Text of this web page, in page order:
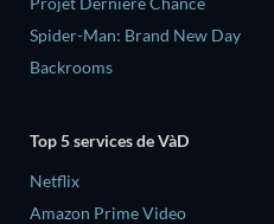
Spider-Man: Brand New Day
Backrooms
Top 5 services de VàD
Netflix
Amazon Prime Video